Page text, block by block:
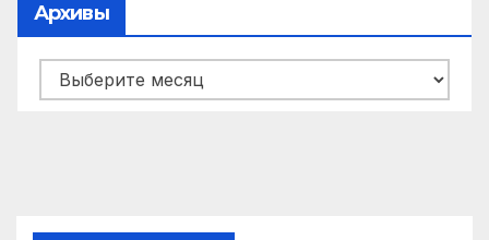
Архивы
Архивы